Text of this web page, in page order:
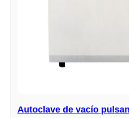
Autoclave de vacío